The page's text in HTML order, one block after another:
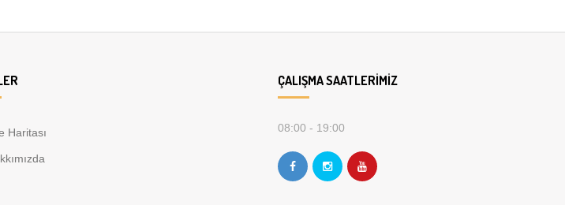
Haritası
ÇALIŞMA SAATLERIMIZ
08:00 - 19:00